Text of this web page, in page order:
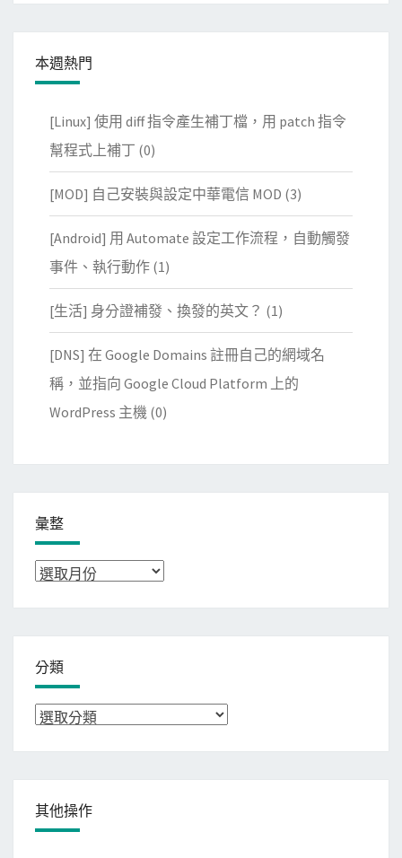
本週熱門
[Linux] 使用 diff 指令產生補丁檔，用 patch 指令
幫程式上補丁 (0)
[MOD] 自己安裝與設定中華電信 MOD (3)
[Android] 用 Automate 設定工作流程，自動觸發
事件、執行動作 (1)
[生活] 身分證補發、換發的英文？ (1)
[DNS] 在 Google Domains 註冊自己的網域名
稱，並指向 Google Cloud Platform 上的
WordPress 主機 (0)
彙整
彙
分類
分
其他操作